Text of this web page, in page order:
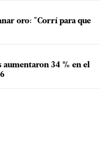
oro: "Corrí para que
aumentaron 34 % en el